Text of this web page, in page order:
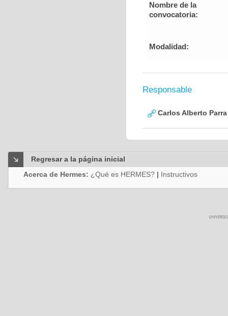
Nombre de la
convocatoria:
Modalidad:
Responsable
Carlos Alberto
Regresar a la página inicial
Acerca de Hermes: ¿Qué es HERMES? | Instructivos